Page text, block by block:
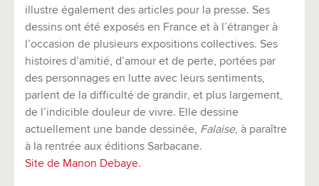
illustre également des articles pour la presse. Ses
dessins ont été exposés en France et à l’étranger à
l’occasion de plusieurs expositions collectives. Ses
histoires d’amitié, d’amour et de perte, portées par
des personnages en lutte avec leurs sentiments,
parlent de la difficulté de grandir, et plus largement,
de l’indicible douleur de vivre. Elle dessine
actuellement une bande dessinée, Falaise, à paraître
à la rentrée aux éditions Sarbacane.
Site de Manon Debaye.